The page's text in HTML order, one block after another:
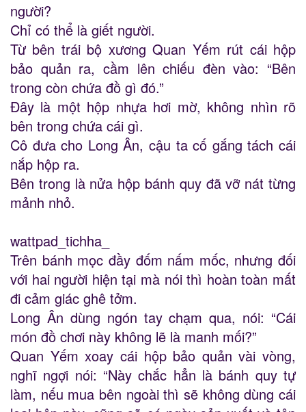
người?
Chỉ có thể là giết người.
Từ bên trái bộ xương Quan Yếm rút cái hộp
bảo quản ra, cầm lên chiếu đèn vào: “Bên
trong còn chứa đồ gì đó.”
Đây là một hộp nhựa hơi mờ, không nhìn rõ
bên trong chứa cái gì.
Cô đưa cho Long Ân, cậu ta cố gắng tách cái
nắp hộp ra.
Bên trong là nửa hộp bánh quy đã vỡ nát từng
mảnh nhỏ.
wattpad_tichha_
Trên bánh mọc đầy đốm nấm mốc, nhưng đối
với hai người hiện tại mà nói thì hoàn toàn mất
đi cảm giác ghê tởm.
Long Ân dùng ngón tay chạm qua, nói: “Cái
món đồ chơi này không lẽ là manh mối?”
Quan Yếm xoay cái hộp bảo quản vài vòng,
nghĩ ngợi nói: “Này chắc hẳn là bánh quy tự
làm, nếu mua bên ngoài thì sẽ không dùng cái